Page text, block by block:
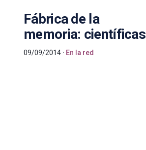
Fábrica de la
memoria: científicas
09/09/2014 En la red